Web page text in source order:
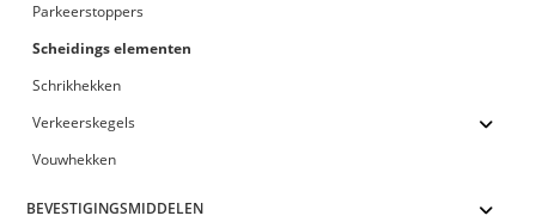
Parkeerstoppers
Scheidings elementen
Schrikhekken
Verkeerskegels
Vouwhekken
BEVESTIGINGSMIDDELEN